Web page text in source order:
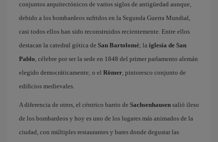
conjuntos arquitectónicos de varios siglos de antigüedad aunque,
debido a los bombardeos sufridos en la Segunda Guerra Mundial,
casi todos ellos han sido reconstruidos recientemente. Entre ellos
destacan la catedral gótica de San Bartolomé; la iglesia de San
Pablo, célebre por ser la sede en 1848 del primer parlamento alemán
elegido democráticamente; o el Römer, pintoresco conjunto de
edificios medievales.
A diferencia de otros, el céntrico barrio de Sachsenhausen salió ileso
de los bombardeos y hoy es uno de los lugares más animados de la
ciudad, con múltiples restaurantes y bares donde degustar las